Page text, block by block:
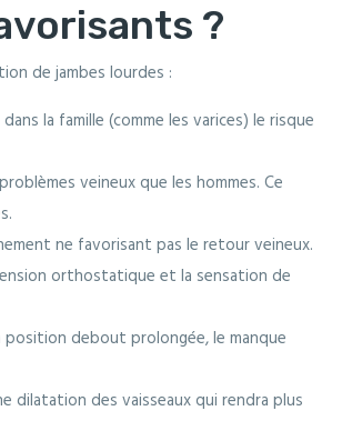
?
de jambes lourdes :
la famille (comme les varices) le risque
veineux que les hommes. Ce
ne favorisant pas le retour veineux.
orthostatique et la sensation de
position debout prolongée, le manque
dilatation des vaisseaux qui rendra plus